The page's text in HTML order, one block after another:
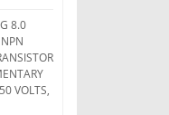
8.0
VOLTS,